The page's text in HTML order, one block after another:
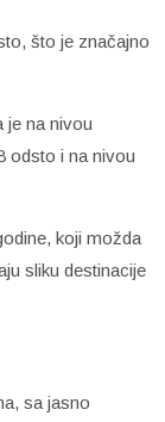
što je značajno
je na nivou
odsto i na nivou
koji možda
sliku destinacije
sa jasno